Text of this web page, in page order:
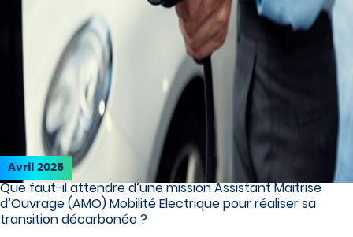
Avril 2025
Que faut-il attendre d’une mission Assistant Maitrise
d’Ouvrage (AMO) Mobilité Electrique pour réaliser sa
transition décarbonée ?